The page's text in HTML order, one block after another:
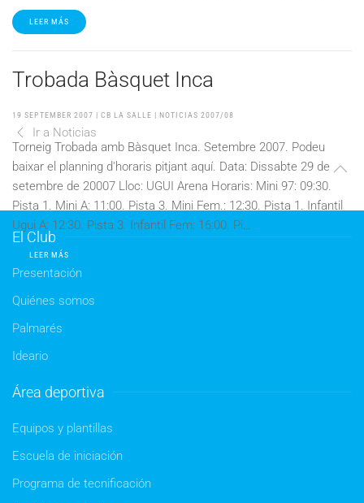
LEER MÁS
Trobada Bàsquet Inca
19 SEPTEMBER 2007 | CB LA SALLE | NOTICIAS 2007/08
Torneig Trobada amb Bàsquet Inca. Setembre 2007. Podeu
baixar el planning d'horaris pitjant aquí. Data: Dissabte 29 de
setembre de 20007 Lloc: UGUI Arena Horaris: Mini 97: 09:30.
Pista 1. Mini A: 11:00. Pista 3. Mini Fem.: 12:30. Pista 1. Infantil
Ugui A: 12:30. Pista 3. Infantil Fem: 16:00. Pi…
LEER MÁS
Ir a Noticias
El Club
Presentación
Quiénes somos
Palmarés
Ideario
Área deportiva
Equipos y plantillas
Escuela de iniciación
Programa de tecnificación